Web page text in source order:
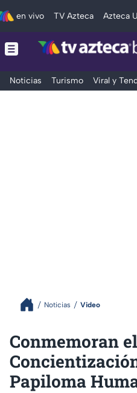
en vivo TV Azteca Azteca
Noticias Turismo Viral y
Noticias Video
Conmemoran
Papiloma